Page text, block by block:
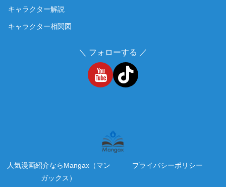
キャラクター解説
キャラクター相関図
＼ フォローする ／
人気漫画紹介ならMangax（マン
ガックス）
プライバシーポリシー